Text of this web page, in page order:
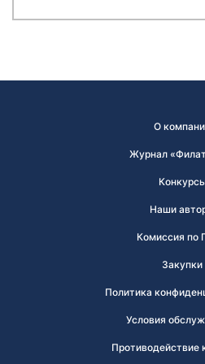
О
Журнал
Наши
Комиссия по
Закупки
Политика
Условия
Противодействие